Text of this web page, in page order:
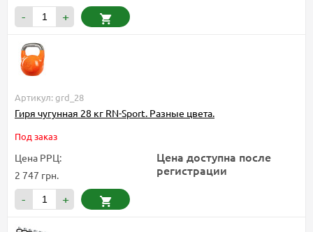
- +
Артикул: grd_28
Гиря чугунная 28 кг RN-Sport. Разные цвета.
Под заказ
Цена РРЦ:
2 747 грн.
Цена доступна после
регистрации
- +